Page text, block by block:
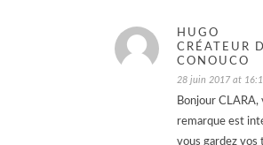
HUGO
CRÉATEUR
CONOUCO
28 juin 2017 at
Bonjour CLARA,
remarque est
vous gardez vos